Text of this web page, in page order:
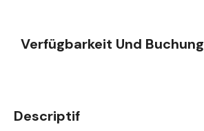
Verfügbarkeit Und Buchung
Descriptif